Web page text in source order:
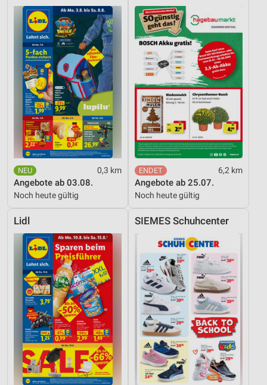
0,3 km
Angebote ab 03.08.
Noch heute gültig
6,2 km
Angebote ab 25.07.
Noch heute gültig
Lidl SIEMES Schuhcenter